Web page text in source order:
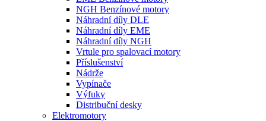
NGH Benzínové motory
Náhradní díly DLE
Náhradní díly EME
Náhradní díly NGH
Vrtule pro spalovací motory
Příslušenství
Nádrže
Vypínače
Výfuky
Distribuční desky
Elektromotory